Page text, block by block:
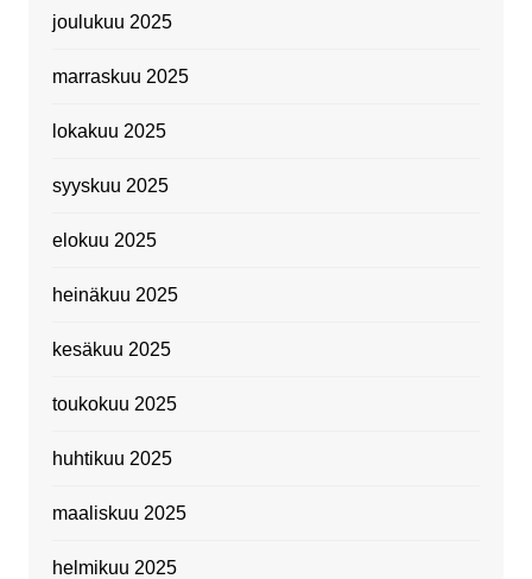
joulukuu 2025
marraskuu 2025
lokakuu 2025
syyskuu 2025
elokuu 2025
heinäkuu 2025
kesäkuu 2025
toukokuu 2025
huhtikuu 2025
maaliskuu 2025
helmikuu 2025